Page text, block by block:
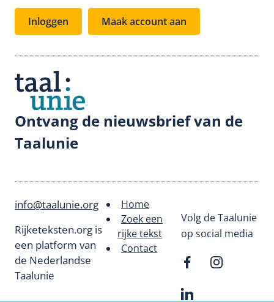
Inloggen Maak account aan
Ontvang de nieuwsbrief van de
Taalunie
info@taalunie.org
Rijketeksten.org is
een platform van
de Nederlandse
Taalunie
Footer
menu
Home
Zoek een
rijke tekst
Contact
Volg de Taalunie
op social media